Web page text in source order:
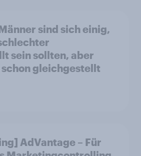
sind sich einig,
sein sollten, aber
schon gleichgestellt
AdVantage – Für